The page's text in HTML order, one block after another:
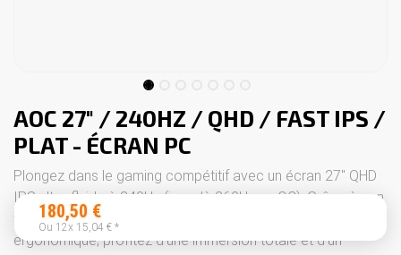
AOC 27" / 240HZ / QHD / FAST IPS /
PLAT - ÉCRAN PC
Plongez dans le gaming compétitif avec un écran 27" QHD
IPS ultra-fluide à 240Hz (jusqu’à 260Hz en OC). Grâce à son
temps de réponse 1ms, son HDR 400 et son design
ergonomique, profitez d’une immersion totale et d’un
180,50 €
Ou 12x 15,04 € *